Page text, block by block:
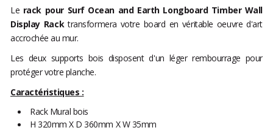
Le rack pour Surf Ocean and Earth Longboard Timber Wall
Display Racktransformera votre board en véritable oeuvre d'art
accrochée au mur.
Les deux supports bois disposent d'un léger rembourrage pour
protéger votre planche.
Caractéristiques :
Rack Mural bois
H 320mm X D 360mm X W 35mm